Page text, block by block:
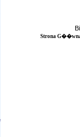
Strona